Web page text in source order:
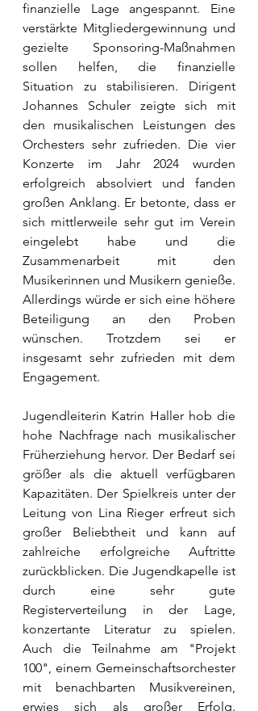
finanzielle Lage angespannt. Eine
verstärkte Mitgliedergewinnung und
gezielte Sponsoring-Maßnahmen
sollen helfen, die finanzielle
Situation zu stabilisieren. Dirigent
Johannes Schuler zeigte sich mit
den musikalischen Leistungen des
Orchesters sehr zufrieden. Die vier
Konzerte im Jahr 2024 wurden
erfolgreich absolviert und fanden
großen Anklang. Er betonte, dass er
sich mittlerweile sehr gut im Verein
eingelebt habe und die
Zusammenarbeit mit den
Musikerinnen und Musikern genieße.
Allerdings würde er sich eine höhere
Beteiligung an den Proben
wünschen. Trotzdem sei er
insgesamt sehr zufrieden mit dem
Engagement.
Jugendleiterin Katrin Haller hob die
hohe Nachfrage nach musikalischer
Früherziehung hervor. Der Bedarf sei
größer als die aktuell verfügbaren
Kapazitäten. Der Spielkreis unter der
Leitung von Lina Rieger erfreut sich
großer Beliebtheit und kann auf
zahlreiche erfolgreiche Auftritte
zurückblicken. Die Jugendkapelle ist
durch eine sehr gute
Registerverteilung in der Lage,
konzertante Literatur zu spielen.
Auch die Teilnahme am "Projekt
100", einem Gemeinschaftsorchester
mit benachbarten Musikvereinen,
erwies sich als großer Erfolg.